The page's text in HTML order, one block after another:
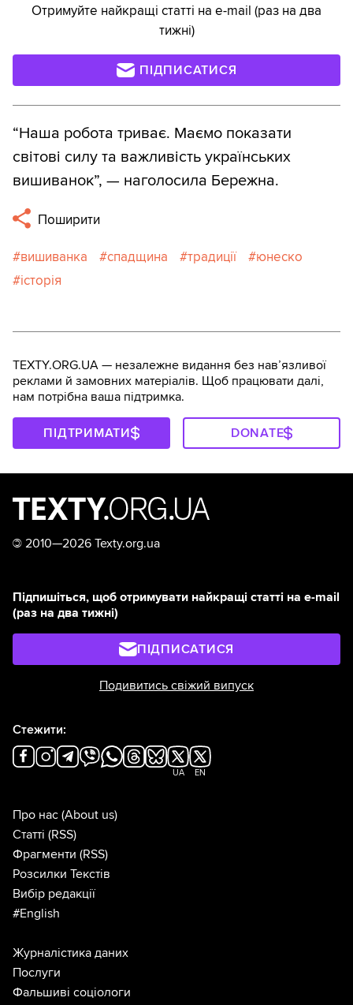
Отримуйте найкращі статті на e-mail (раз на два
тижні)
ПІДПИСАТИСЯ
“Наша робота триває. Маємо показати
світові силу та важливість українських
вишиванок”, — наголосила Бережна.
Поширити
вишиванка спадщина традиції
юнеско
історія
TEXTY.ORG.UA — незалежне видання без навʼязливої
реклами й замовних матеріалів. Щоб працювати далі,
нам потрібна ваша підтримка.
ПІДТРИМАТИ DONATE
© 2010—2026 Texty.org.ua
Підпишіться, щоб отримувати найкращі статті на e-mail
(раз на два тижні)
ПІДПИСАТИСЯ
Подивитись свіжий випуск
Стежити:
UA EN
Про нас (About us)
Статті (RSS)
Фрагменти (RSS)
Розсилки Текстів
Вибір редакції
#English
Журналістика даних
Послуги
Фальшиві соціологи